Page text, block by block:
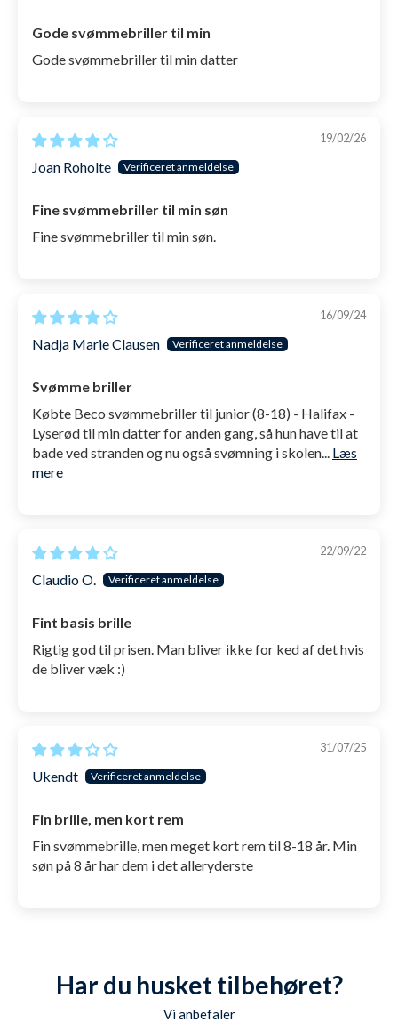
Gode svømmebriller til min
Gode svømmebriller til min datter
19/02/26
Joan Roholte
Fine svømmebriller til min søn
Fine svømmebriller til min søn.
16/09/24
Nadja Marie Clausen
Svømme briller
Købte Beco svømmebriller til junior (8-18) - Halifax -
Lyserød til min datter for anden gang, så hun have til at
bade ved stranden og nu også svømning i skolen... Læs
mere
22/09/22
Claudio O.
Fint basis brille
Rigtig god til prisen. Man bliver ikke for ked af det hvis
de bliver væk :)
31/07/25
Ukendt
Fin brille, men kort rem
Fin svømmebrille, men meget kort rem til 8-18 år. Min
søn på 8 år har dem i det alleryderste
Har du husket tilbehøret?
Vi anbefaler